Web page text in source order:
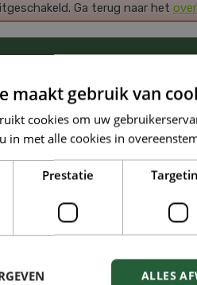
Ga terug naar het
143
41 10 08
nummer: 0208:0845509606
maakt gebruik van
cookies om uw
in met alle cookies in
Prestatie
ALLES